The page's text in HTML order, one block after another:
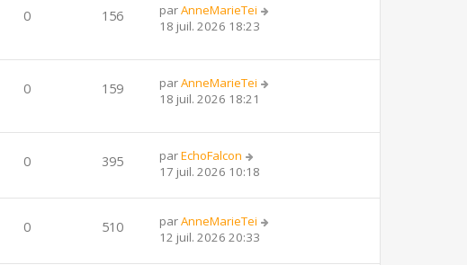
0 156 parAnneMarieTei
18 juil. 2026 18:23
0 159 parAnneMarieTei
18 juil. 2026 18:21
0 395 parEchoFalcon
17 juil. 2026 10:18
0 510 parAnneMarieTei
12 juil. 2026 20:33